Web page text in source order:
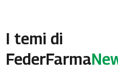
I temi di
FederFarma